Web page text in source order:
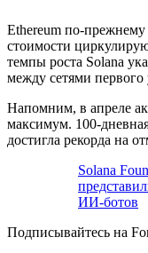
Ethereum по-прежнему
стоимости
темпы роста Solana
между сетями первого
Напомним, в апреле
максимум. 100-
достигла рекорда на
Solana
ИИ-ботов
Подписывайтесь на